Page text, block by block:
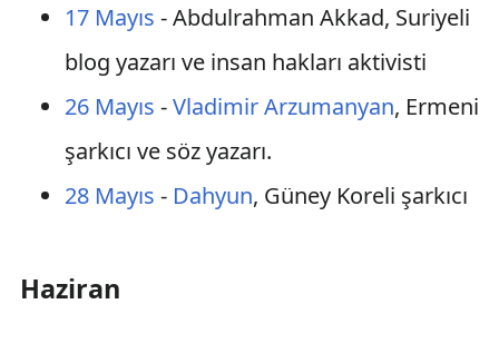
17 Mayıs - Abdulrahman Akkad, Suriyeli
blog yazarı ve insan hakları aktivisti
26 Mayıs -Vladimir Arzumanyan, Ermeni
şarkıcı ve söz yazarı.
28 Mayıs - Dahyun, Güney Koreli şarkıcı
Haziran